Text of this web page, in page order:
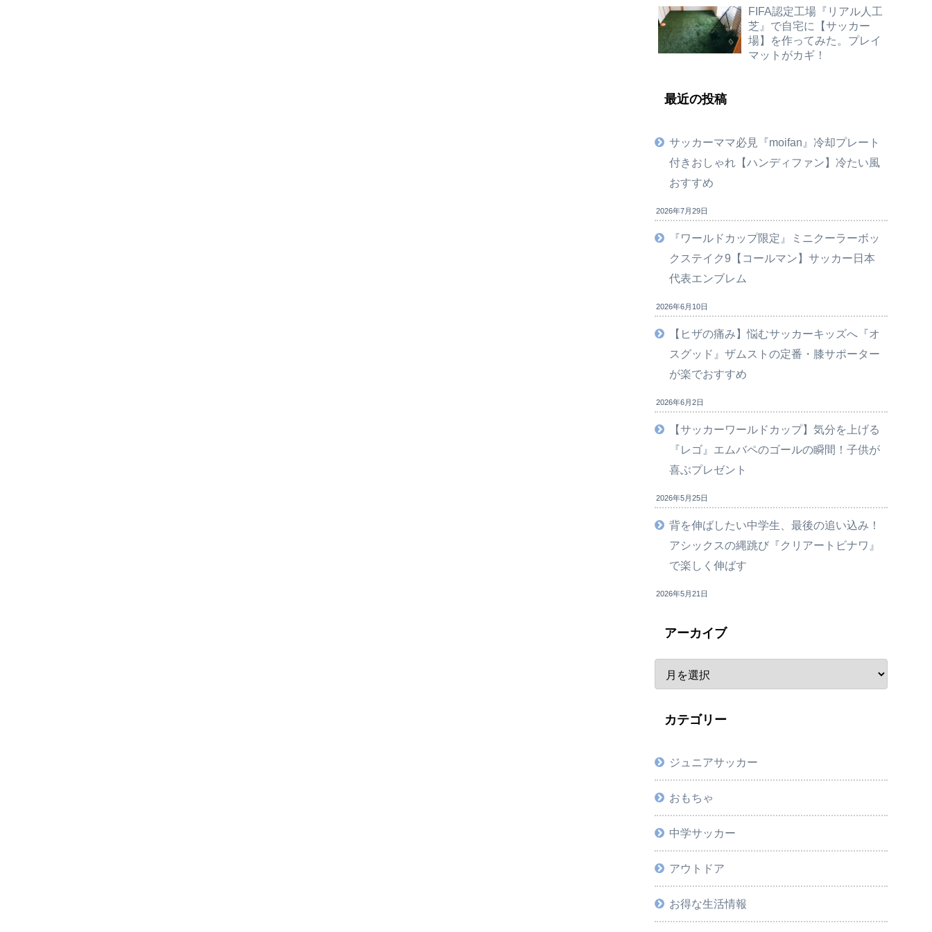
FIFA認定工場『リアル人工
芝』で自宅に【サッカー
場】を作ってみた。プレイ
マットがカギ！
最近の投稿
サッカーママ必見『moifan』冷却プレート
付きおしゃれ【ハンディファン】冷たい風
おすすめ
2026年7月29日
『ワールドカップ限定』ミニクーラーボッ
クステイク9【コールマン】サッカー日本
代表エンブレム
2026年6月10日
【ヒザの痛み】悩むサッカーキッズへ『オ
スグッド』ザムストの定番・膝サポーター
が楽でおすすめ
2026年6月2日
【サッカーワールドカップ】気分を上げる
『レゴ』エムバペのゴールの瞬間！子供が
喜ぶプレゼント
2026年5月25日
背を伸ばしたい中学生、最後の追い込み！
アシックスの縄跳び『クリアートビナワ』
で楽しく伸ばす
2026年5月21日
アーカイブ
カテゴリー
ジュニアサッカー
おもちゃ
中学サッカー
アウトドア
お得な生活情報